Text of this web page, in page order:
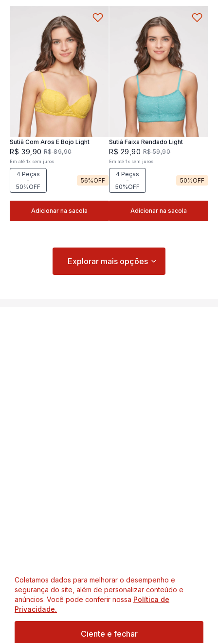
Coletamos dados para melhorar o desempenho e
segurança do site, além de personalizar conteúdo e
anúncios. Você pode conferir nossa Política de
Privacidade.
Ciente e fechar
Sutiã Com Aros E Bojo Light
R$ 39 90 R$ 89,90
Em até1x sem juros
4 Peças
-
50%OFF
56%OFF
Adicionar na sacola
Sutiã Faixa Rendado Light
R$ 29 ,90 R$ 59,90
Em até 1x sem juros
4 Peças
-
50%OFF
50%OFF
Adicionar na sacola